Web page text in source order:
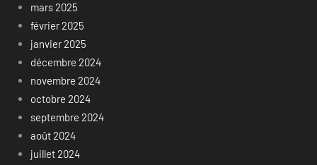
mars 2025
février 2025
janvier 2025
décembre 2024
novembre 2024
octobre 2024
septembre 2024
août 2024
juillet 2024